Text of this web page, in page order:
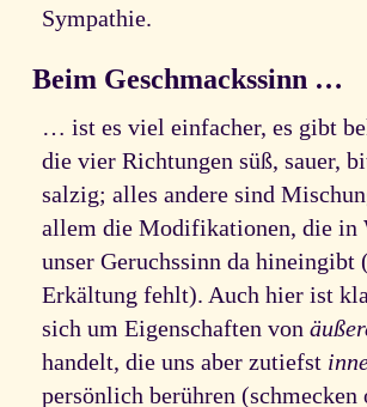
Sympathie.
Beim Geschmackssinn …
… ist es viel einfacher, es gibt
die vier Richtungen süß, sauer,
salzig; alles andere sind
allem die Modifikationen, die
unser Geruchssinn da hineingibt
Erkältung fehlt). Auch hier ist
sich um Eigenschaften von
handelt, die uns aber zutiefst
persönlich berühren (schmecken